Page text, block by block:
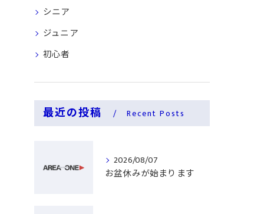
シニア
ジュニア
初心者
最近の投稿 Recent Posts
2026/08/07
お盆休みが始まります